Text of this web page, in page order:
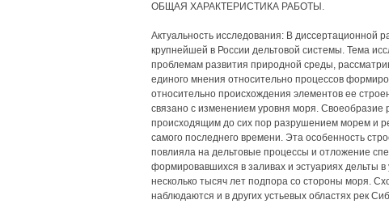
ОБЩАЯ ХАРАКТЕРИСТИКА РАБОТЫ.
Актуальность исследования: В диссертационной
крупнейшей в России дельтовой системы. Тема
проблемам развития природной среды,
единого мнения относительно процессов
относительно происхождения элементов ее
связано с изменением уровня моря. Своеобразие
происходящим до сих пор разрушением морем и
самого последнего времени. Эта особенность
повлияла на дельтовые процессы и отложение
формировавшихся в заливах и эстуариях дельты
несколько тысяч лет подпора со стороны моря.
наблюдаются и в других устьевых областях рек